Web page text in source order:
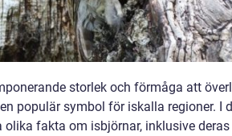
storlek och förmåga att
populär symbol för iskalla regioner. I
olika fakta om isbjörnar, inklusive